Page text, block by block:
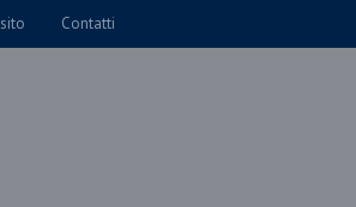
Contatti